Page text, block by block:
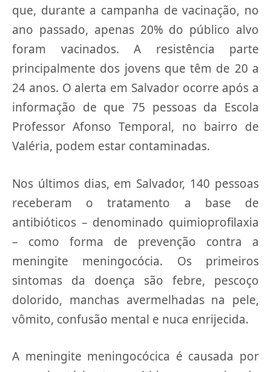
que, durante a campanha de vacinação, no
ano passado, apenas 20% do público alvo
foram vacinados. A resistência parte
principalmente dos jovens que têm de 20 a
24 anos. O alerta em Salvador ocorre após a
informação de que 75 pessoas da Escola
Professor Afonso Temporal, no bairro de
Valéria, podem estar contaminadas.
Nos últimos dias, em Salvador, 140 pessoas
receberam o tratamento a base de
antibióticos – denominado quimioprofilaxia
– como forma de prevenção contra a
meningite meningocócia. Os primeiros
sintomas da doença são febre, pescoço
dolorido, manchas avermelhadas na pele,
vômito, confusão mental e nuca enrijecida.
A meningite meningocócica é causada por